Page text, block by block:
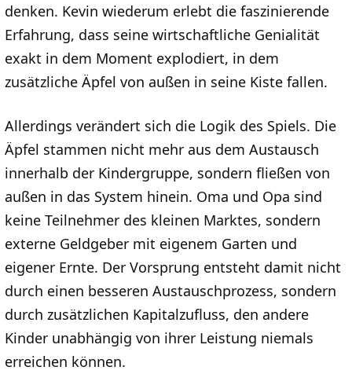
denken. Kevin wiederum erlebt die faszinierende
Erfahrung, dass seine wirtschaftliche Genialität
exakt in dem Moment explodiert, in dem
zusätzliche Äpfel von außen in seine Kiste fallen.
Allerdings verändert sich die Logik des Spiels. Die
Äpfel stammen nicht mehr aus dem Austausch
innerhalb der Kindergruppe, sondern fließen von
außen in das System hinein. Oma und Opa sind
keine Teilnehmer des kleinen Marktes, sondern
externe Geldgeber mit eigenem Garten und
eigener Ernte. Der Vorsprung entsteht damit nicht
durch einen besseren Austauschprozess, sondern
durch zusätzlichen Kapitalzufluss, den andere
Kinder unabhängig von ihrer Leistung niemals
erreichen können.